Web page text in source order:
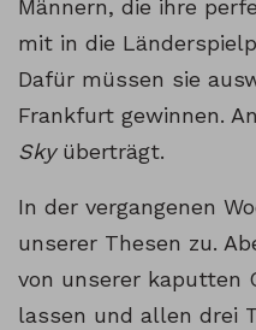
Männern, die ihre
mit in die
Dafür müssen sie
Frankfurt gewinnen.
Skyüberträgt.
In der vergangenen
unserer Thesen zu.
von unserer kaputten
lassen und allen drei